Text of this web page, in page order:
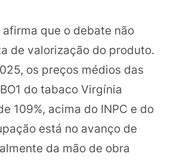
afirma que o debate não
de valorização do produto.
os preços médios das
do tabaco Virgínia
109%, acima do INPC e do
está no avanço de
da mão de obra